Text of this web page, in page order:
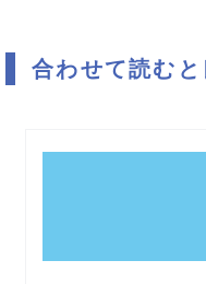
合わせて読む